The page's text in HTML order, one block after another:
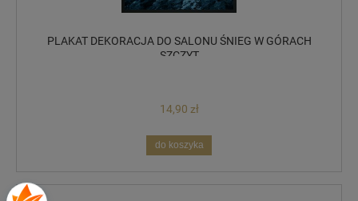
PLAKAT DEKORACJA DO SALONU ŚNIEG W GÓRACH
SZCZYT
14,90 zł
do koszyka